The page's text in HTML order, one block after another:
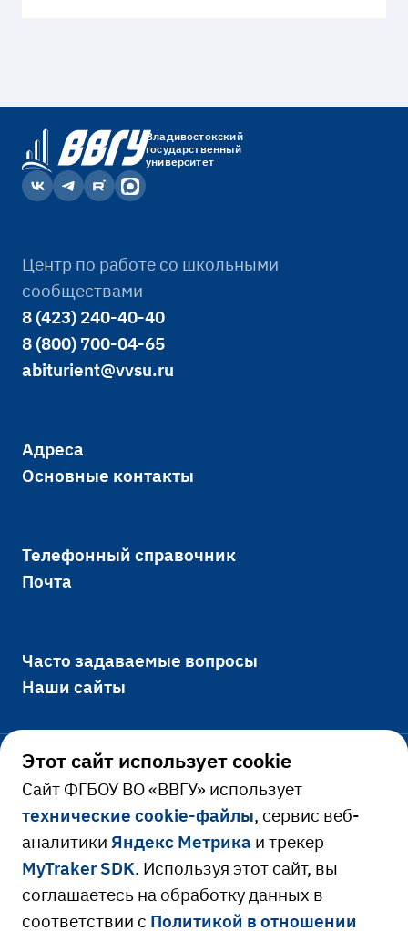
Владивостокский
государственный
университет
Центр по работе со школьными
сообществами
8 (423) 240-40-40
8 (800) 700-04-65
abiturient@vvsu.ru
Адреса
Основные контакты
Телефонный справочник
Почта
Часто задаваемые вопросы
Наши сайты
Официально
Сведения об образовательной
организации
Сведения о доходах руководителя
Противодействие коррупции
Ресурсы и сервисы
Расписание занятий
Этот сайт использует cookie
Cайт ФГБОУ ВО «ВВГУ» использует
технические cookie-файлы, сервис веб-
аналитикиЯндекс Метрика и трекер
MyTraker SDK. Используя этот сайт, вы
соглашаетесь на обработку данных в
соответствии с Политикой в отношении